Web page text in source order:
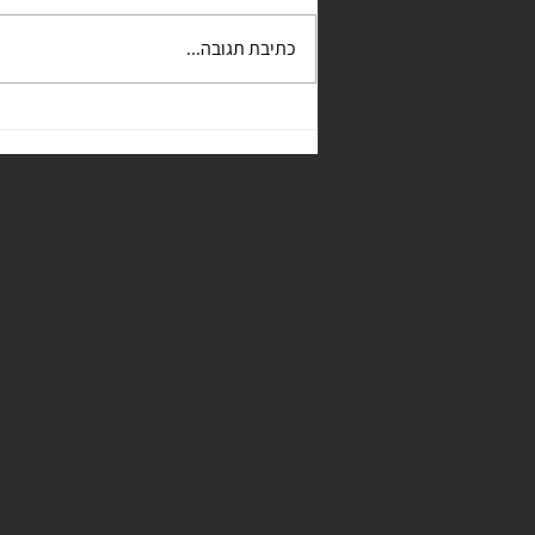
כתיבת תגובה...